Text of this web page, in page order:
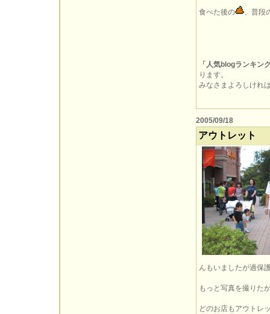
食べた後の 、普段
「人気blogランキン
ります。
みなさまよろしけれ
2005/09/18
アウトレット
んもいましたが過保
もっと写真を撮りた
どのお店もアウトレ